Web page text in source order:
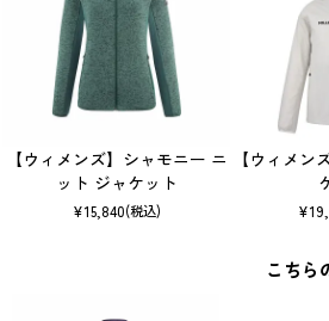
【ウィメンズ】シャモニー ニ
ット ジャケット
¥15,840(税込)
【ウィメン
¥
こちら